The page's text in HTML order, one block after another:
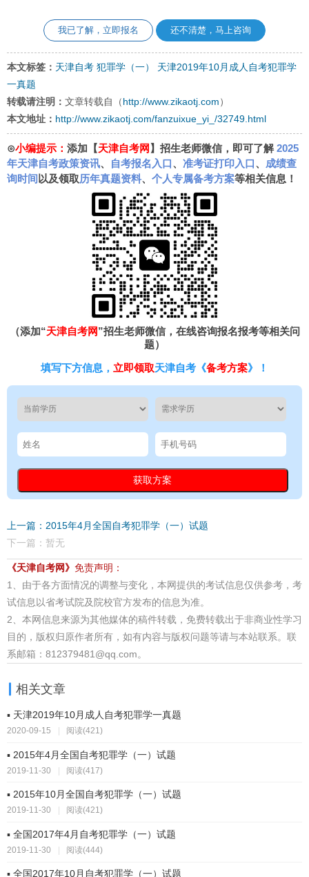
我已了解，立即报名 还不清楚，马上咨询
本文标签： 天津自考 犯罪学（一）
天津2019年10月成人自考犯罪学
一真题
转载请注明： 文章转载自（ http://www.zikaotj.com ）
本文地址： http://www.zikaotj.com/fanzuixue_yi_/32749.html
⊙小编提示： 添加【天津自考网 】招生老师微信，即可了解2025
年天津自考政策资讯、 自考报名入口、 准考证打印入口、 成绩查
询时间 以及领取历年真题资料、 个人专属备考方案等相关信息！
（添加“天津自考网”招生老师微信，在线咨询报名报考等相关问
题）
填写下方信息， 立即领取天津自考《备考方案》！
上一篇：2015年4月全国自考犯罪学（一）试题
下一篇：暂无
《天津自考网》 免责声明：
1、由于各方面情况的调整与变化，本网提供的考试信息仅供参考，考
试信息以省考试院及院校官方发布的信息为准。
2、本网信息来源为其他媒体的稿件转载，免费转载出于非商业性学习
目的，版权归原作者所有，如有内容与版权问题等请与本站联系。联
系邮箱：812379481@qq.com。
相关文章
▪ 天津2019年10月成人自考犯罪学一真题
2020-09-15 | 阅读(421)
▪ 2015年4月全国自考犯罪学（一）试题
2019-11-30 | 阅读(417)
▪ 2015年10月全国自考犯罪学（一）试题
2019-11-30 阅读(421)
▪ 全国2017年4月自考犯罪学（一）试题
2019-11-30 | 阅读(444)
▪ 全国2017年10月自考犯罪学（一）试题